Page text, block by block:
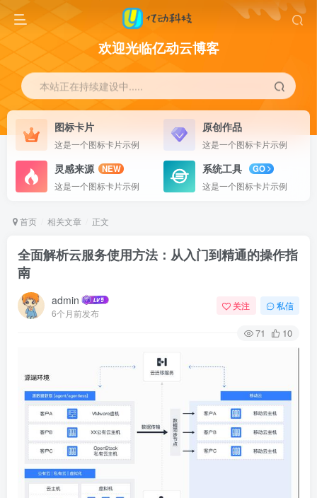
欢迎光临亿动云博客
本站正在持续建设中.....
图标卡片
这是一个图标卡片示例
原创作品
这是一个图标卡片示例
灵感来源
NEW
这是一个图标卡片示例
系统工具
GO
这是一个图标卡片示例
首页 相关文章 正文
全面解析云服务使用方法：从入门到精通的操作指
南
admin
6个月前发布
关注 私信
71 10